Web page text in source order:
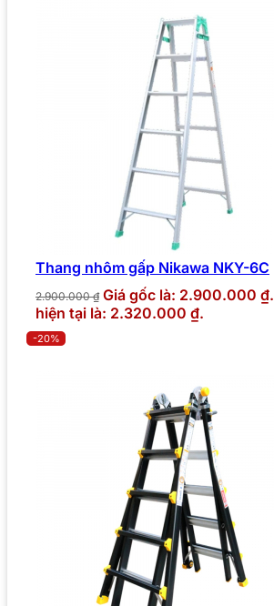
Thang nhôm gấp Nikawa NKY-6C
2.900.000₫ Giá gốc là: 2.900.000 ₫.
hiện tại là: 2.320.000 ₫.
-20%